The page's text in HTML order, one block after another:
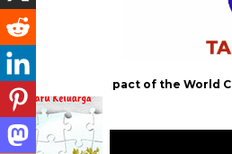
Impact of the World Cup